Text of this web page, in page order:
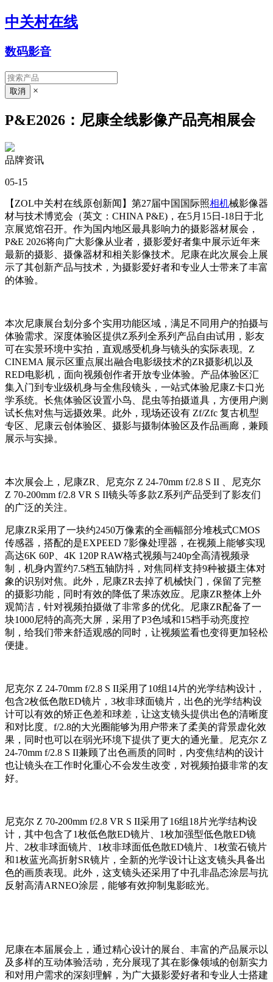
中关村在线
数码影音
×
P&E2026：尼康全线影像产品亮相展会
品牌资讯
05-15
【ZOL中关村在线原创新闻】第27届中国国际照相机械影像器
材与技术博览会（英文：CHINA P&E)，在5月15日-18日于北
京展览馆召开。作为国内地区最具影响力的摄影器材展会，
P&E 2026将向广大影像从业者，摄影爱好者集中展示近年来
最新的摄影、摄像器材和相关影像技术。尼康在此次展会上展
示了其创新产品与技术，为摄影爱好者和专业人士带来了丰富
的体验。
本次尼康展台划分多个实用功能区域，满足不同用户的拍摄与
体验需求。深度体验区提供Z系列全系列产品自由试用，影友
可在实景环境中实拍，直观感受机身与镜头的实际表现。Z
CINEMA 展示区重点展出融合电影级技术的ZR摄影机以及
RED电影机，面向视频创作者开放专业体验。产品体验区汇
集入门到专业级机身与全焦段镜头，一站式体验尼康Z卡口光
学系统。长焦体验区设置小鸟、昆虫等拍摄道具，方便用户测
试长焦对焦与远摄效果。此外，现场还设有 Zf/Zfc 复古机型
专区、尼康云创体验区、摄影与摄制体验区及作品画廊，兼顾
展示与实操。
本次展会上，尼康ZR、尼克尔 Z 24-70mm f/2.8 S II 、尼克尔
Z 70-200mm f/2.8 VR S II镜头等多款Z系列产品受到了影友们
的广泛的关注。
尼康ZR采用了一块约2450万像素的全画幅部分堆栈式CMOS
传感器，搭配的是EXPEED 7影像处理器，在视频上能够实现
高达6K 60P、4K 120P RAW格式视频与240p全高清视频录
制，机身内置约7.5档五轴防抖，对焦同样支持9种被摄主体对
象的识别对焦。此外，尼康ZR去掉了机械快门，保留了完整
的摄影功能，同时有效的降低了果冻效应。尼康ZR整体上外
观简洁，针对视频拍摄做了非常多的优化。尼康ZR配备了一
块1000尼特的高亮大屏，采用了P3色域和15档手动亮度控
制，给我们带来舒适观感的同时，让视频监看也变得更加轻松
便捷。
尼克尔 Z 24-70mm f/2.8 S II采用了10组14片的光学结构设计，
包含2枚低色散ED镜片，3枚非球面镜片，出色的光学结构设
计可以有效的矫正色差和球差，让这支镜头提供出色的清晰度
和对比度。f/2.8的大光圈能够为用户带来了柔美的背景虚化效
果，同时也可以在弱光环境下提供了更大的通光量。尼克尔 Z
24-70mm f/2.8 S II兼顾了出色画质的同时，内变焦结构的设计
也让镜头在工作时化重心不会发生改变，对视频拍摄非常的友
好。
尼克尔 Z 70-200mm f/2.8 VR S II采用了16组18片光学结构设
计，其中包含了1枚低色散ED镜片、1枚加强型低色散ED镜
片、2枚非球面镜片、1枚非球面低色散ED镜片、1枚萤石镜片
和1枚蓝光高折射SR镜片，全新的光学设计让这支镜头具备出
色的画质表现。此外，这支镜头还采用了中孔非晶态涂层与抗
反射高清ARNEO涂层，能够有效抑制鬼影眩光。
尼康在本届展会上，通过精心设计的展台、丰富的产品展示以
及多样的互动体验活动，充分展现了其在影像领域的创新实力
和对用户需求的深刻理解，为广大摄影爱好者和专业人士搭建